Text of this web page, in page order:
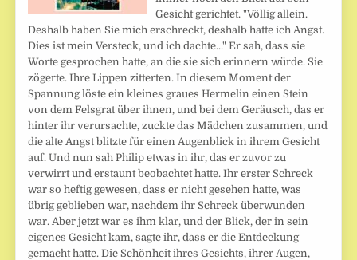
Gesicht gerichtet. "Völlig allein.
Deshalb haben Sie mich erschreckt, deshalb hatte ich Angst.
Dies ist mein Versteck, und ich dachte..." Er sah, dass sie
Worte gesprochen hatte, an die sie sich erinnern würde. Sie
zögerte. Ihre Lippen zitterten. In diesem Moment der
Spannung löste ein kleines graues Hermelin einen Stein
von dem Felsgrat über ihnen, und bei dem Geräusch, das er
hinter ihr verursachte, zuckte das Mädchen zusammen, und
die alte Angst blitzte für einen Augenblick in ihrem Gesicht
auf. Und nun sah Philip etwas in ihr, das er zuvor zu
verwirrt und erstaunt beobachtet hatte. Ihr erster Schreck
war so heftig gewesen, dass er nicht gesehen hatte, was
übrig geblieben war, nachdem ihr Schreck überwunden
war. Aber jetzt war es ihm klar, und der Blick, der in sein
eigenes Gesicht kam, sagte ihr, dass er die Entdeckung
gemacht hatte. Die Schönheit ihres Gesichts, ihrer Augen,